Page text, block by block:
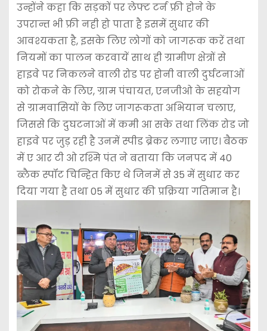
उन्होंने कहा कि सड़कों पर लेफ्ट टर्न फ्री होने के
उपरान्त भी फ्री नही हो पाता है इसमें सुधार की
आवश्यकता है, इसके लिए लोगों को जागरूक करें तथा
नियमों का पालन करवायें साथ ही ग्रामीण क्षेत्रों से
हाइवे पर निकलने वाली रोड पर होनी वाली दुर्घटनाओं
को रोकने के लिए, ग्राम पंचायत, एनजीओ के सहयोग
से ग्रामवासियों के लिए जागरूकता अभियान चलाए,
जिससे कि दुघटनाओं में कमी आ सके तथा लिंक रोड जो
हाइवे पर जुड़ रही है उनमें स्पीड ब्रेकर लगाए जाए। बैठक
में ए आर टी ओ रश्मि पंत ने बताया कि जनपद में 40
ब्लैक स्पॉट चिन्हित किए थे जिनमें से 35 में सुधार कर
दिया गया है तथा 05 में सुधार की प्रक्रिया गतिमान है।